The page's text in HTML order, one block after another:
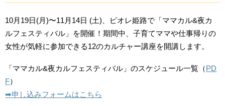
10月19日(月)〜11月14日 (土)、ピオレ姫路で「ママカル&夜カ
ルフェスティバル」を開催！期間中、子育てママや仕事帰りの
女性が気軽に参加できる12のカルチャー講座を開講します。
「ママカル&夜カルフェスティバル」のスケジュール一覧（PD
F）
➡︎申し込みフォームはこちら